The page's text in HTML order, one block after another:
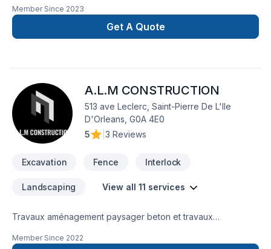
d'excavation en tout genre :Terrassement;Fosse
septique;Génie civile;etc.
Member Since 2023
Get A Quote
A.L.M CONSTRUCTION
513 ave Leclerc, Saint-Pierre De L'Ile
D'Orleans, G0A 4E0
5
3 Reviews
Excavation Fence Interlock
Landscaping View all 11 services
Travaux aménagement paysager beton et travaux
Member Since 2022